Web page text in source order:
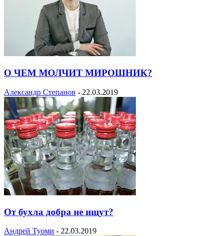
О ЧЕМ МОЛЧИТ МИРОШНИК?
Александр Степанов - 22.03.2019
От бухла добра не ищут?
Андрей Туоми - 22.03.2019